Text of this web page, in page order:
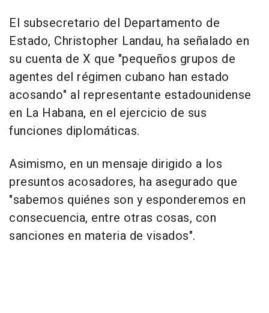
El subsecretario del Departamento de
Estado, Christopher Landau, ha señalado en
su cuenta de X que "pequeños grupos de
agentes del régimen cubano han estado
acosando" al representante estadounidense
en La Habana, en el ejercicio de sus
funciones diplomáticas.
Asimismo, en un mensaje dirigido a los
presuntos acosadores, ha asegurado que
"sabemos quiénes son y esponderemos en
consecuencia, entre otras cosas, con
sanciones en materia de visados".